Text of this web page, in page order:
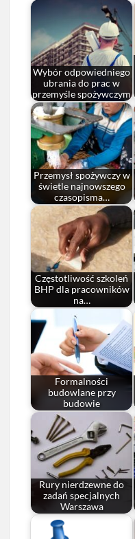
Wybór odpowiedniego
ubrania do prac w
przemyśle spożywczym
Przemysł spożywczy w
świetle najnowszego
czasopisma…
Częstotliwość szkoleń
BHP dla pracowników
na…
Formalności
budowlane przy
budowie
Rury nierdzewne do
zadań specjalnych
Warszawa